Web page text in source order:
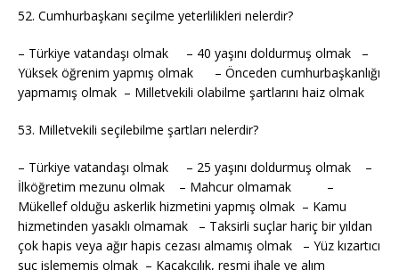
52. Cumhurbaşkanı seçilme yeterlilikleri nelerdir?
– Türkiye vatandaşı olmak – 40 yaşını doldurmuş olmak –
Yüksek öğrenim yapmış olmak – Önceden cumhurbaşkanlığı
yapmamış olmak – Milletvekili olabilme şartlarını haiz olmak
53. Milletvekili seçilebilme şartları nelerdir?
– Türkiye vatandaşı olmak – 25 yaşını doldurmuş olmak –
İlköğretim mezunu olmak – Mahcur olmamak –
Mükellef olduğu askerlik hizmetini yapmış olmak – Kamu
hizmetinden yasaklı olmamak – Taksirli suçlar hariç bir yıldan
çok hapis veya ağır hapis cezası almamış olmak – Yüz kızartıcı
suç işlememiş olmak – Kaçakçılık, resmi ihale ve alım